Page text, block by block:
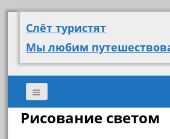
Слёт туристят
Мы любим
Рисование светом